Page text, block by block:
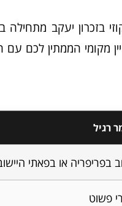
בזכרון יעקב
מקומי הממתין לכם
רגיל
בפריפריה או בפאתי
פשוט